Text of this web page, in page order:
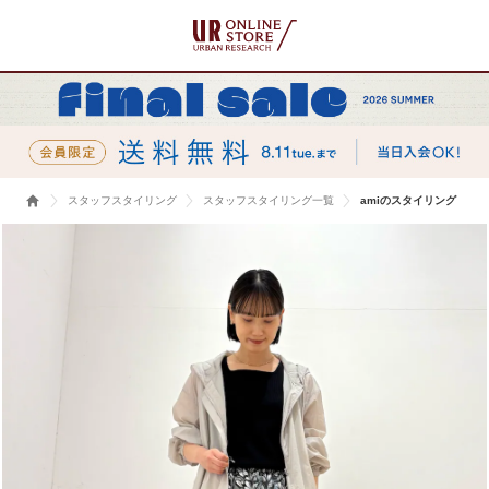
スタッフスタイリング スタッフスタイリング一覧 amiのスタイリング